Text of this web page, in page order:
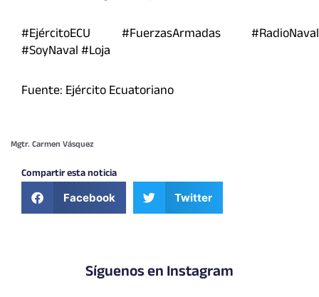
#EjércitoECU #FuerzasArmadas #RadioNaval
#SoyNaval #Loja
Fuente: Ejército Ecuatoriano
Mgtr. Carmen Vásquez
Compartir esta noticia
Facebook Twitter
Síguenos en Instagram